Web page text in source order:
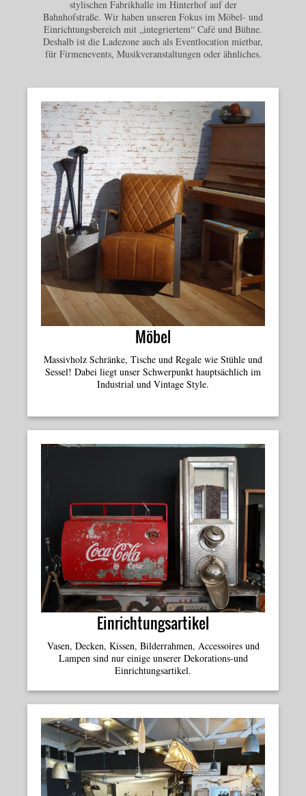
stylischen Fabrikhalle im Hinterhof auf der
Bahnhofstraße. Wir haben unseren Fokus im Möbel- und
Einrichtungsbereich mit „integriertem“ Café und Bühne.
Deshalb ist die Ladezone auch als Eventlocation mietbar,
für Firmenevents, Musikveranstaltungen oder ähnliches.
Möbel
Massivholz Schränke, Tische und Regale wie Stühle und
Sessel! Dabei liegt unser Schwerpunkt hauptsächlich im
Industrial und Vintage Style.
Einrichtungsartikel
Vasen, Decken, Kissen, Bilderrahmen, Accessoires und
Lampen sind nur einige unserer Dekorations-und
Einrichtungsartikel.